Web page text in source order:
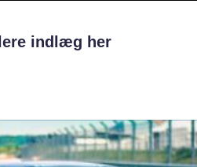
indlæg her